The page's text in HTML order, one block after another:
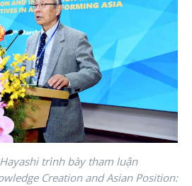
trình bày tham luận
Creation and Asian Position: